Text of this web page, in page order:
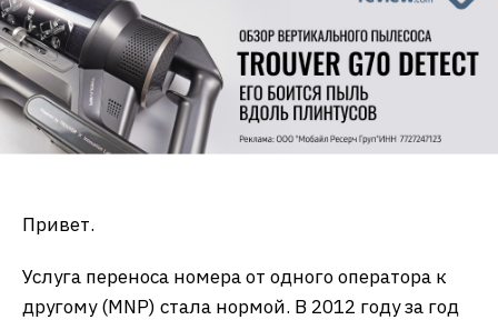
Привет.
Услуга переноса номера от одного оператора к
другому (MNP) стала нормой. В 2012 году за год